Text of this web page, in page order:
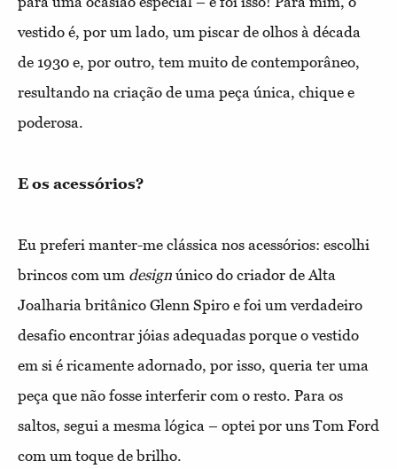
vestido é, por um lado, um piscar de olhos à década
de 1930 e, por outro, tem muito de contemporâneo,
resultando na criação de uma peça única, chique e
poderosa.
E os acessórios?
Eu preferi manter-me clássica nos acessórios: escolhi
brincos com um design único do criador de Alta
Joalharia britânico Glenn Spiro e foi um verdadeiro
desafio encontrar jóias adequadas porque o vestido
em si é ricamente adornado, por isso, queria ter uma
peça que não fosse interferir com o resto. Para os
saltos, segui a mesma lógica – optei por uns Tom Ford
com um toque de brilho.